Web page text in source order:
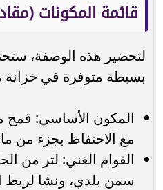
قائمة المكونات
لتحضير هذه الوصفة،
بسيطة متوفرة في
المكون الأساسي: قمح
مع الاحتفاظ بجزء من
القوام الغني: لتر من
سمن بلدي، ونشا لربط